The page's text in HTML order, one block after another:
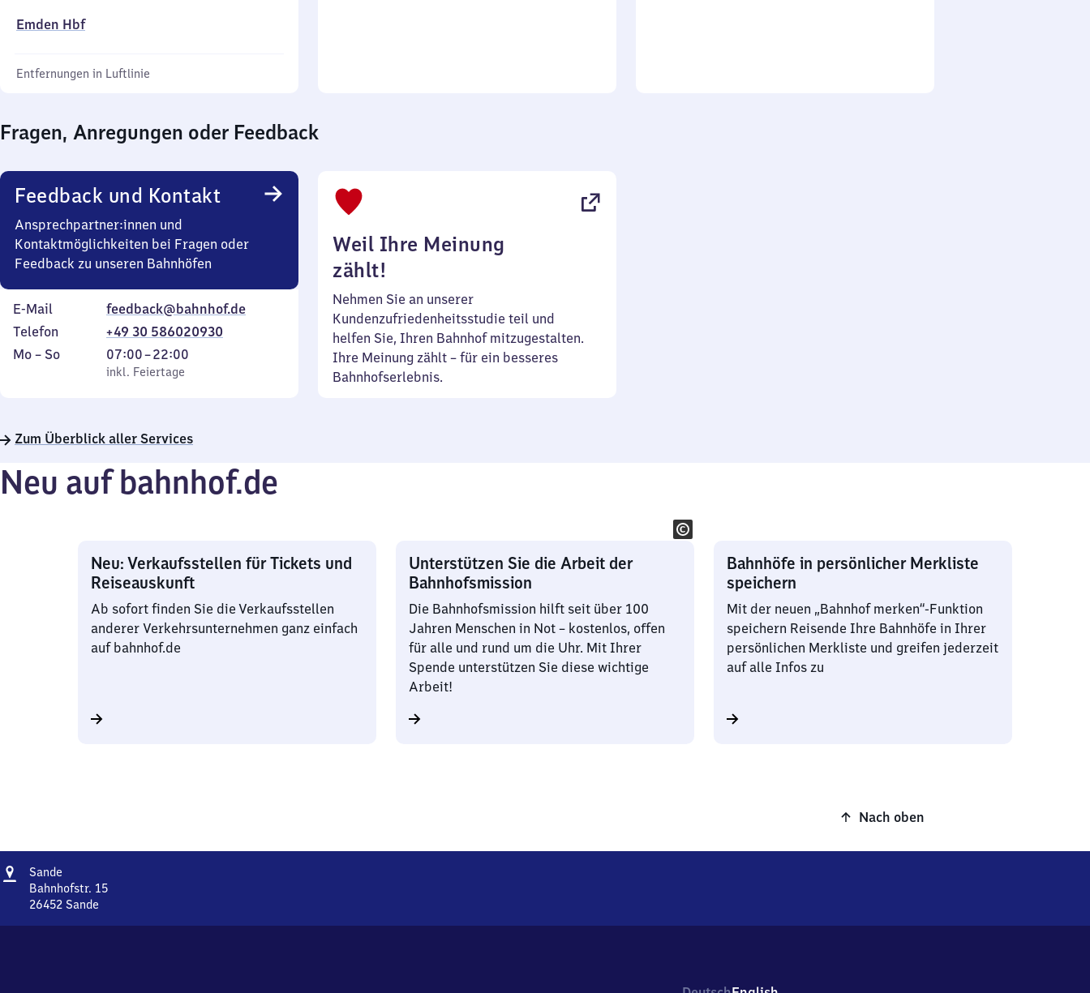
Emden Hbf
Entfernungen in Luftlinie
Fragen, Anregungen oder Feedback
Feedback und Kontakt
Ansprechpartner:innen und
Kontaktmöglichkeiten bei Fragen oder
Feedback zu unseren Bahnhöfen
E-Mail
feedback@bahnhof.de
Telefon
+49 30 586020930
Montag
Mo – So,
inkl. Feiertage
07:00–22:00
Von
7
22
inkl. Feiertage
Weil Ihre Meinung
zählt!
Nehmen Sie an unserer
Kundenzufriedenheitsstudie teil und
helfen Sie, Ihren Bahnhof mitzugestalten.
Ihre Meinung zählt – für ein besseres
Bahnhofserlebnis.
Zum Überblick aller Services
Neu auf bahnhof.de
Neu: Verkaufsstellen für Tickets und
Reiseauskunft
Ab sofort finden Sie die Verkaufsstellen
anderer Verkehrsunternehmen ganz einfach
auf bahnhof.de
Unterstützen Sie die Arbeit der
Bahnhofsmission
Die Bahnhofsmission hilft seit über 100
Jahren Menschen in Not – kostenlos, offen
für alle und rund um die Uhr. Mit Ihrer
Spende unterstützen Sie diese wichtige
Arbeit!
Bahnhöfe in persönlicher Merkliste
speichern
Mit der neuen „Bahnhof merken“-Funktion
speichern Reisende Ihre Bahnhöfe in Ihrer
persönlichen Merkliste und greifen jederzeit
auf alle Infos zu
Nach oben
Adresse
Sande
Bahnhofstr. 15
26452 Sande